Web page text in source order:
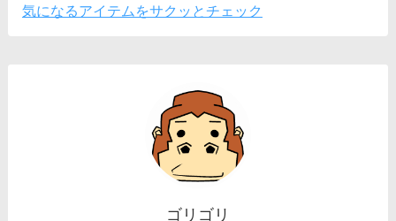
気になるアイテムをサクッとチェック
ゴリゴリ